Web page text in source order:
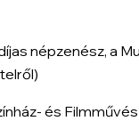
népzenész, a
és